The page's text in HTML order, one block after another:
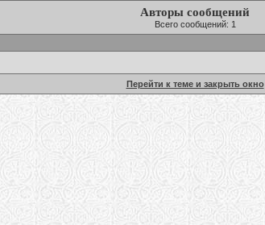
Авторы сообщений
Всего сообщений: 1
Перейти к теме и закрыть окно